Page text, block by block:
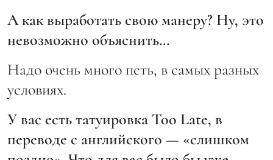
А как выработать свою манеру? Ну, это
невозможно объяснить…
Надо очень много петь, в самых разных
условиях.
У вас есть татуировка Too Late, в
переводе с английского — «слишком